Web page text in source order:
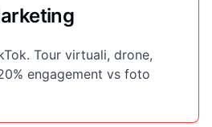
Tour virtuali, drone,
engagement vs foto